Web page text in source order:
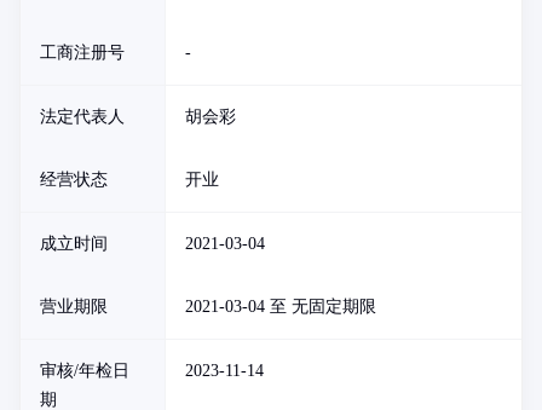
工商注册号 -
法定代表人 胡会彩
经营状态 开业
成立时间 2021-03-04
营业期限 2021-03-04 至 无固定期限
审核/年检日
期
2023-11-14